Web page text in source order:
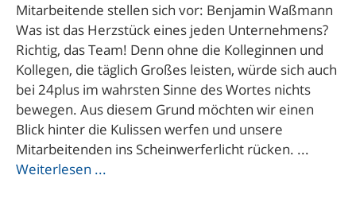
Mitarbeitende stellen sich vor: Benjamin Waßmann
Was ist das Herzstück eines jeden Unternehmens?
Richtig, das Team! Denn ohne die Kolleginnen und
Kollegen, die täglich Großes leisten, würde sich auch
bei 24plus im wahrsten Sinne des Wortes nichts
bewegen. Aus diesem Grund möchten wir einen
Blick hinter die Kulissen werfen und unsere
Mitarbeitenden ins Scheinwerferlicht rücken. ...
Weiterlesen ...